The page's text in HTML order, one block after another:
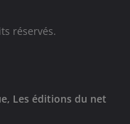
réservés.
Les éditions du net